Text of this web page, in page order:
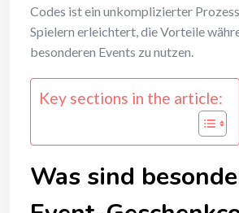
Codes ist ein unkomplizierter
Spielern erleichtert, die Vorteile
besonderen Events zu nutzen.
Key sections in the article:
Was sind